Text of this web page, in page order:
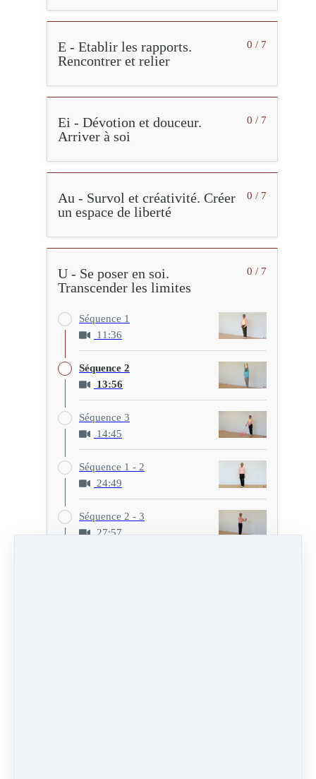
0 / 7
E - Etablir les rapports.
Rencontrer et relier
0 / 7
Ei - Dévotion et douceur.
Arriver à soi
0 / 7
Au - Survol et créativité. Créer
un espace de liberté
0 / 7
U - Se poser en soi.
Transcender les limites
Séquence 1
11:36
Séquence 2
13:56
Séquence 3
14:45
Séquence 1 - 2
24:49
Séquence 2 - 3
27:57